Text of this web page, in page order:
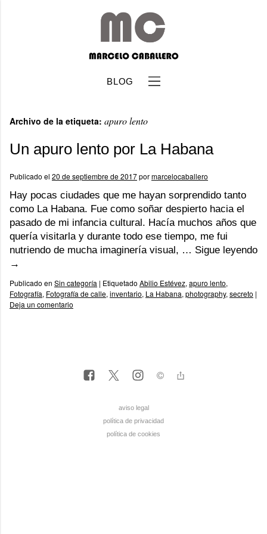
BLOG
Archivo de la etiqueta: apuro lento
Un apuro lento por La Habana
Publicado el 20 de septiembre de 2017pormarcelocaballero
Hay pocas ciudades que me hayan sorprendido tanto
como La Habana. Fue como soñar despierto hacia el
pasado de mi infancia cultural. Hacía muchos años que
quería visitarla y durante todo ese tiempo, me fui
nutriendo de mucha imaginería visual, … Sigue leyendo
→
Publicado en Sin categoría | Etiquetado Abilio Estévez, apuro lento,
Fotografía, Fotografía de calle, inventario, La Habana, photography, secreto |
Deja un comentario
aviso legal
política de privacidad
política de cookies